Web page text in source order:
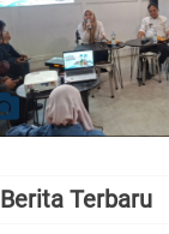
Berita Terbaru